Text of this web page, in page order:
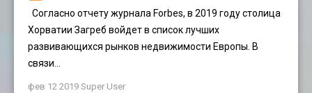
Согласно отчету журнала Forbes, в 2019 году столица
Хорватии Загреб войдет в список лучших
развивающихся рынков недвижимости Европы. В
связи...
фев 12 2019 Super User